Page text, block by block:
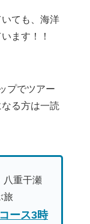
ても、海洋
ます！！
プでツアー
る方は一読
八重干瀬
旅
ース3時